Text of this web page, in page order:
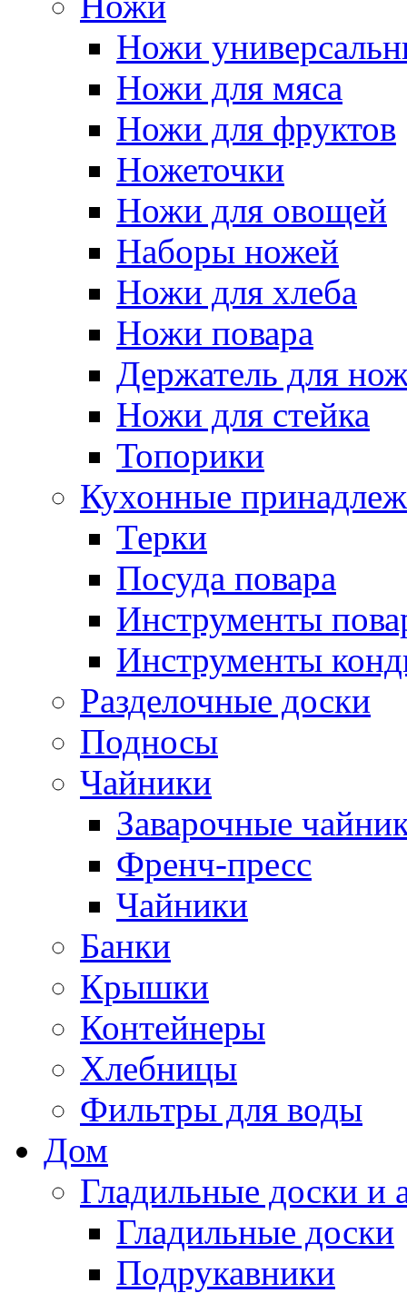
Ножи
Ножи для мяса
Ножи для фруктов
Ножеточки
Ножи для овощей
Наборы ножей
Ножи для хлеба
Ножи повара
Держатель для
Ножи для стейка
Топорики
Кухонные
Терки
Посуда повара
Инструменты
Инструменты
Разделочные доски
Подносы
Чайники
Заварочные
Френч-пресс
Чайники
Банки
Крышки
Контейнеры
Хлебницы
Фильтры для воды
Дом
Гладильные доски и
Гладильные доски
Подрукавники